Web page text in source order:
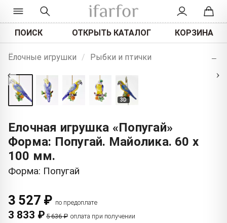
ПОИСК ОТКРЫТЬ КАТАЛОГ КОРЗИНА
Ёлочные игрушки / Рыбки и птички
‹ ›
+
−
3D
Елочная игрушка «Попугай»
Форма: Попугай. Майолика. 60 x
100 мм.
Форма: Попугай
3 527 ₽ по предоплате
3 833 ₽ 5 636 ₽ оплата при получении